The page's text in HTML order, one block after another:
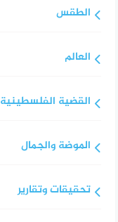
الطقس
العالم
القضية الفلسطينية
الموضة والجمال
تحقيقات وتقارير